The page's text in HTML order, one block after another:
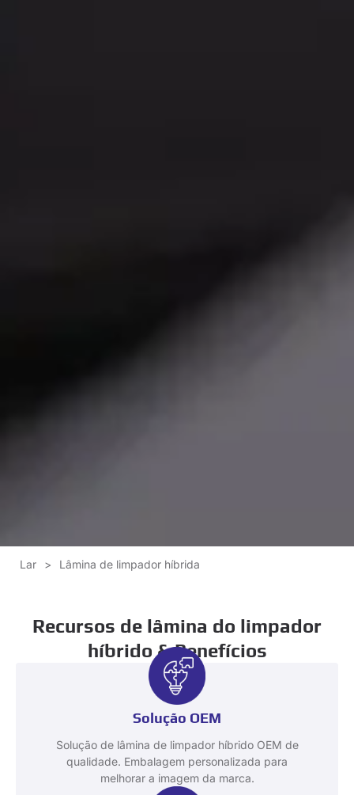
Lar > Lâmina de limpador híbrida
Recursos de lâmina do limpador
híbrido & Benefícios
Solução OEM
Solução de lâmina de limpador híbrido OEM de
qualidade. Embalagem personalizada para
melhorar a imagem da marca.